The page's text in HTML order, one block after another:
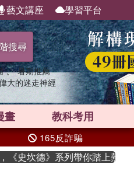
藝文講座 學習平台
搜尋
、 暑期推薦
大的迷走神經
畫 教科考用
165反詐騙
坎德》系列帶你踏上熱血奇